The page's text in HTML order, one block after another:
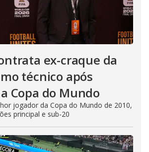
ex-craque da
técnico após
Copa do Mundo
jogador da Copa do Mundo de 2010,
principal e sub-20